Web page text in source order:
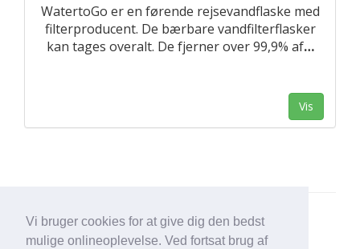
Vi bruger cookies for at give dig den bedst
mulige onlineoplevelse. Ved fortsat brug af
WatertoGo er en førende rejsevandflaske med
filterproducent. De bærbare vandfilterflasker
kan tages overalt. De fjerner over 99,9% af…
Vis